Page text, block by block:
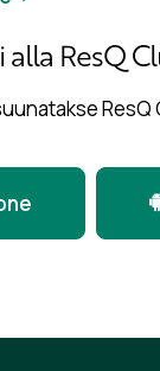
alla ResQ
ResQ